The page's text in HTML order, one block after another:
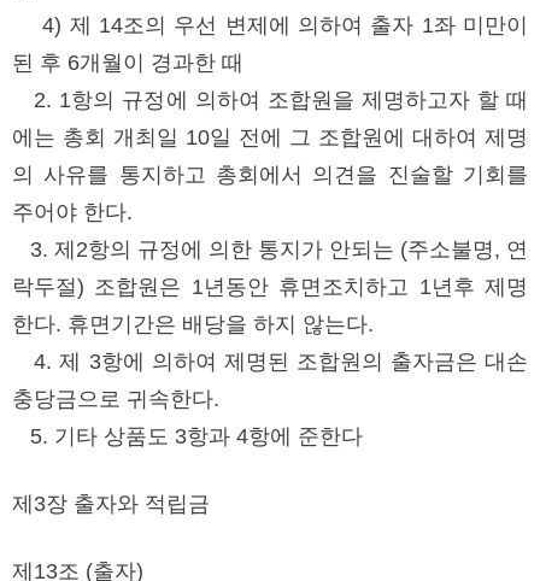
4) 제 14조의 우선 변제에 의하여 출자 1좌 미만이
된 후 6개월이 경과한 때
2. 1항의 규정에 의하여 조합원을 제명하고자 할 때
에는 총회 개최일 10일 전에 그 조합원에 대하여 제명
의 사유를 통지하고 총회에서 의견을 진술할 기회를
주어야 한다.
3. 제2항의 규정에 의한 통지가 안되는 (주소불명, 연
락두절) 조합원은 1년동안 휴면조치하고 1년후 제명
한다. 휴면기간은 배당을 하지 않는다.
4. 제 3항에 의하여 제명된 조합원의 출자금은 대손
충당금으로 귀속한다.
5. 기타 상품도 3항과 4항에 준한다
제3장 출자와 적립금
제13조 (출자)